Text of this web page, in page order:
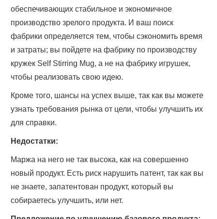
обеспечивающих стабильное и экономичное
производство зрелого продукта. И ваш поиск
фабрики определяется тем, чтобы сэкономить время
и затраты; вы пойдете на фабрику по производству
кружек Self Stirring Mug, а не на фабрику игрушек,
чтобы реализовать свою идею.
Кроме того, шансы на успех выше, так как вы можете
узнать требования рынка от цели, чтобы улучшить их
для справки.
Недостатки:
Маржа на него не так высока, как на совершенно
новый продукт. Есть риск нарушить патент, так как вы
не знаете, запатентован продукт, который вы
собираетесь улучшить, или нет.